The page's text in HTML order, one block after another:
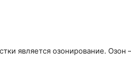
является озонирование. Озон